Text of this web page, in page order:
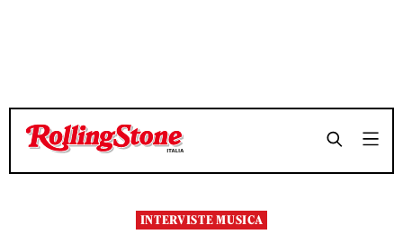
TEMPO DI LETTURA 10 MINUTI SHARE
TEMPO DI LETTURA 10 MINUTI SHARE
INTERVISTE MUSICA